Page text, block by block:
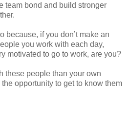
team bond and build stronger
because, if you don’t make an
you work with each day,
motivated to go to work, are you?
these people than your own
opportunity to get to know them